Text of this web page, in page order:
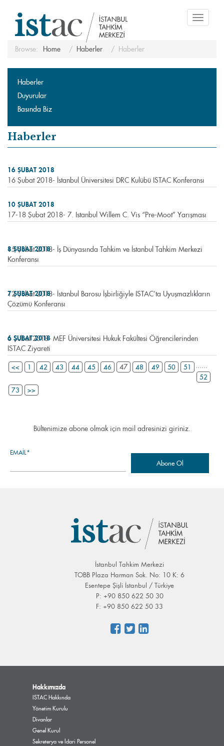
Toggle
Browse: Home Haberler Haberler
Haberler
Duyurular
Basında Biz
Haberler
16 Şubat 2018- İstanbul Üniversitesi DRC Kulübü ISTAC Konferansı
16 ŞUBAT 2018
17-18 Şubat 2018- 7. Istanbul Willem C. Vis “Pre-Moot” Yarışması
10 ŞUBAT 2018
15 Şubat 2018- İş Dünyasında Tahkim ve İstanbul Tahkim Merkezi
Konferansı
8 ŞUBAT 2018
12 Şubat 2018- İstanbul Barosu İşbirliğiyle ISTAC’ta Uyuşmazlıkların
Çözümü Konferansı
7 ŞUBAT 2018
6 Şubat 2018- MEF Üniversitesi Hukuk Fakültesi Öğrencilerinden
ISTAC Ziyareti
6 ŞUBAT 2018
<< 1 ...
42 43 44 45 46 47 48 49 50
51
52
...
73 >>
Bültenimize abone olmak için mail adresinizi giriniz.
EMAIL*
İstanbul Tahkim Merkezi
TOBB Plaza Harman Sok. No: 10 K: 6
Esentepe Şişli İstanbul / Türkiye
P: +90 850 622 50 30
F: +90 850 622 50 33
Hakkımızda
ISTAC Hakkında
Yönetim Kurulu
Divanlar
Genel Kurul
Sekreterya ve İdari Personel